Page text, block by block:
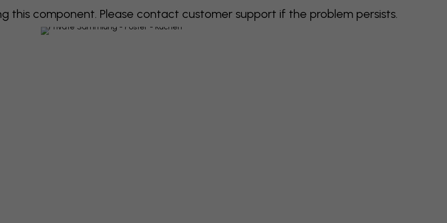
this component. Please contact customer support if the problem persists.